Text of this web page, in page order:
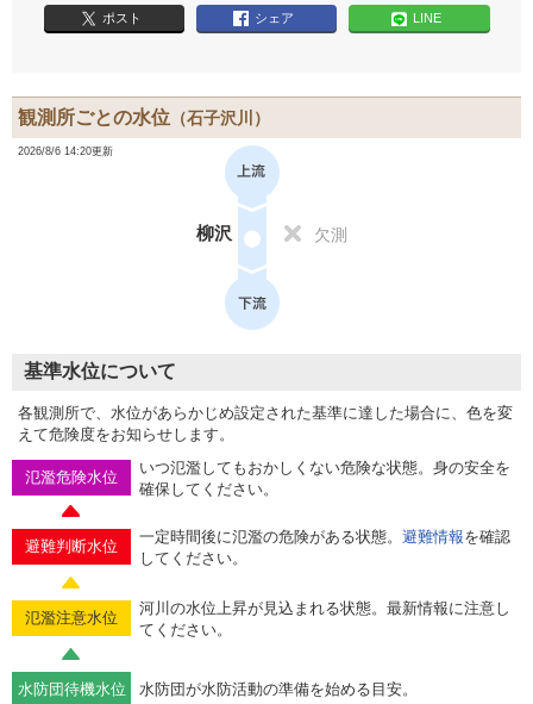
ポスト シェア LINE
観測所ごとの水位 （石子沢川）
2026/8/6 14:20更新
柳沢 欠測
基準水位について
各観測所で、水位があらかじめ設定された基準に達した場合に、色を変
えて危険度をお知らせします。
氾濫危険水位
いつ氾濫してもおかしくない危険な状態。身の安全を
確保してください。
避難判断水位
一定時間後に氾濫の危険がある状態。 避難情報を確認
してください。
氾濫注意水位
河川の水位上昇が見込まれる状態。最新情報に注意し
てください。
水防団待機水位 水防団が水防活動の準備を始める目安。